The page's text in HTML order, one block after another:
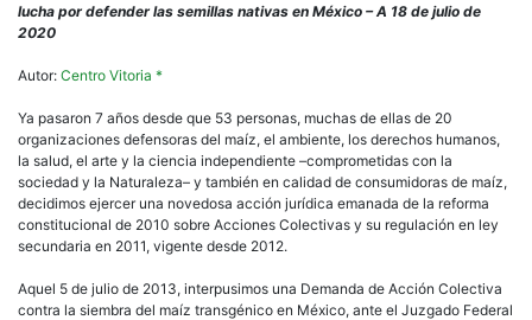
lucha por defender las semillas nativas en México – A 18 de julio de
2020
Autor: Centro Vitoria *
Ya pasaron 7 años desde que 53 personas, muchas de ellas de 20
organizaciones defensoras del maíz, el ambiente, los derechos humanos,
la salud, el arte y la ciencia independiente –comprometidas con la
sociedad y la Naturaleza– y también en calidad de consumidoras de maíz,
decidimos ejercer una novedosa acción jurídica emanada de la reforma
constitucional de 2010 sobre Acciones Colectivas y su regulación en ley
secundaria en 2011, vigente desde 2012.
Aquel 5 de julio de 2013, interpusimos una Demanda de Acción Colectiva
contra la siembra del maíz transgénico en México, ante el Juzgado Federal